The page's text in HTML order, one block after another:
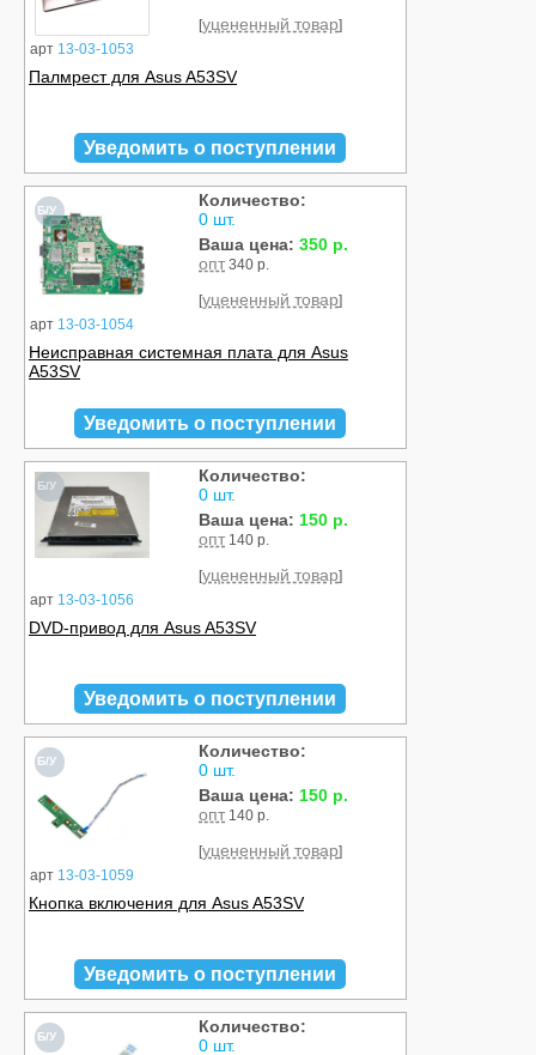
арт 13-03-1053
[уцененный товар]
Палмрест для Asus A53SV
Уведомить о поступлении
Б/У
арт 13-03-1054
Количество:
0 шт.
Ваша цена: 350 р.
опт 340 р.
[уцененный товар]
Неисправная системная плата для Asus
A53SV
Уведомить о поступлении
Б/У
арт 13-03-1056
Количество:
0 шт.
Ваша цена: 150 р.
опт 140 р.
[уцененный товар]
DVD-привод для Asus A53SV
Уведомить о поступлении
Б/У
арт 13-03-1059
Количество:
0 шт.
Ваша цена: 150 р.
опт 140 р.
[уцененный товар]
Кнопка включения для Asus A53SV
Уведомить о поступлении
Б/У
Количество:
0 шт.